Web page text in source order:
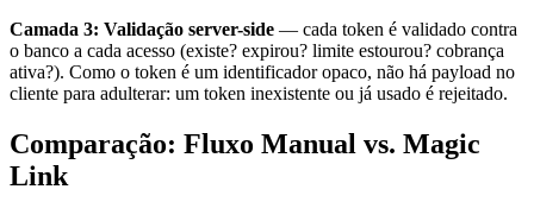
Camada 3: Validação server-side — cada token é validado contra
o banco a cada acesso (existe? expirou? limite estourou? cobrança
ativa?). Como o token é um identificador opaco, não há payload no
cliente para adulterar: um token inexistente ou já usado é rejeitado.
Comparação: Fluxo Manual vs. Magic
Link